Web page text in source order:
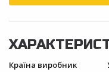
Країна виробник